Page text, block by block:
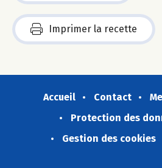
Imprimer la recette
Accueil Contact
Protection des
Gestion des cookies